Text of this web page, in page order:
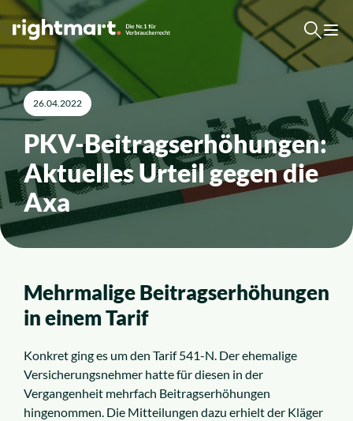
Zum Inhalt springen
Top-Rechtsgebiete
Arbeitsrecht
Ausländerrecht
Sozialrecht
Insolvenzrecht
Alle Rechtsgebiete
Kostenlose Erstberatung
PKV-Beitragserhöhungen:
Aktuelles Urteil gegen die
Axa
26.04.2022
Mehrmalige Beitragserhöhungen
in einem Tarif
Konkret ging es um den Tarif 541-N. Der ehemalige
Versicherungsnehmer hatte für diesen in der
Vergangenheit mehrfach Beitragserhöhungen
hingenommen. Die Mitteilungen dazu erhielt der Kläger